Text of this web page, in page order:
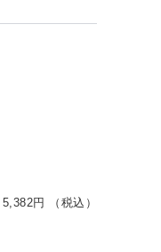
5,382円 （税込）